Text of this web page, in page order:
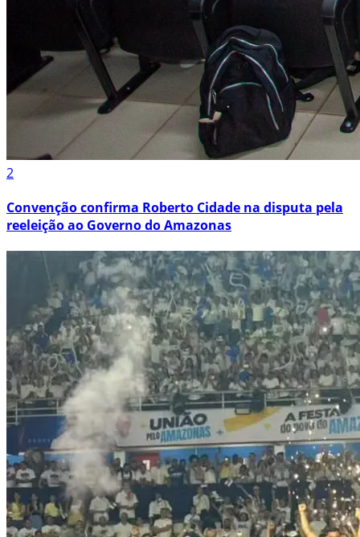
2
Convenção confirma Roberto Cidade na disputa pela
reeleição ao Governo do Amazonas